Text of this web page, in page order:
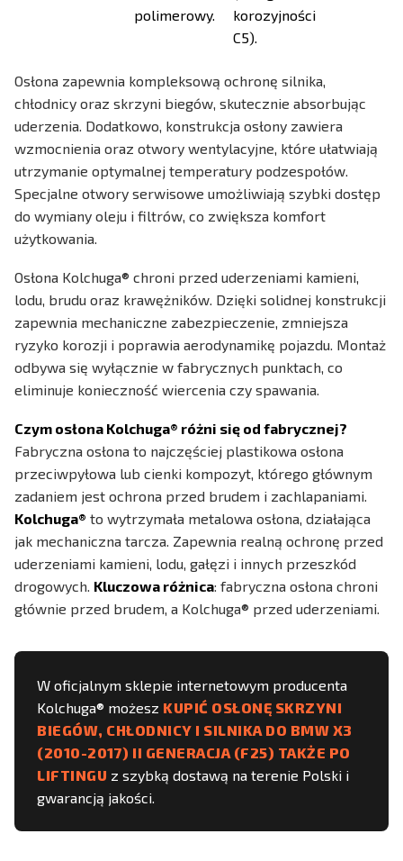
polimerowy.
korozyjności
C5).
Osłona zapewnia kompleksową ochronę silnika,
chłodnicy oraz skrzyni biegów, skutecznie absorbując
uderzenia. Dodatkowo, konstrukcja osłony zawiera
wzmocnienia oraz otwory wentylacyjne, które ułatwiają
utrzymanie optymalnej temperatury podzespołów.
Specjalne otwory serwisowe umożliwiają szybki dostęp
do wymiany oleju i filtrów, co zwiększa komfort
użytkowania.
Osłona Kolchuga® chroni przed uderzeniami kamieni,
lodu, brudu oraz krawężników. Dzięki solidnej konstrukcji
zapewnia mechaniczne zabezpieczenie, zmniejsza
ryzyko korozji i poprawia aerodynamikę pojazdu. Montaż
odbywa się wyłącznie w fabrycznych punktach, co
eliminuje konieczność wiercenia czy spawania.
Czym osłona Kolchuga® różni się od fabrycznej?
Fabryczna osłona to najczęściej plastikowa osłona
przeciwpyłowa lub cienki kompozyt, którego głównym
zadaniem jest ochrona przed brudem i zachlapaniami.
Kolchuga® to wytrzymała metalowa osłona, działająca
jak mechaniczna tarcza. Zapewnia realną ochronę przed
uderzeniami kamieni, lodu, gałęzi i innych przeszkód
drogowych. Kluczowa różnica: fabryczna osłona chroni
głównie przed brudem, a Kolchuga® przed uderzeniami.
W oficjalnym sklepie internetowym producenta
Kolchuga® możesz KUPIĆ OSŁONĘ SKRZYNI
BIEGÓW, CHŁODNICY I SILNIKA DO BMW X3
(2010-2017) II GENERACJA (F25) TAKŻE PO
LIFTINGU z szybką dostawą na terenie Polski i
gwarancją jakości.